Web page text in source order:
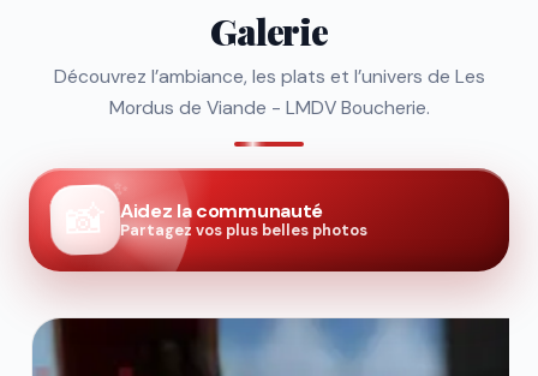
Galerie
Découvrez l’ambiance, les plats et l’univers de Les
Mordus de Viande - LMDV Boucherie.
📸 Aidez la communauté
Partagez vos plus belles photos